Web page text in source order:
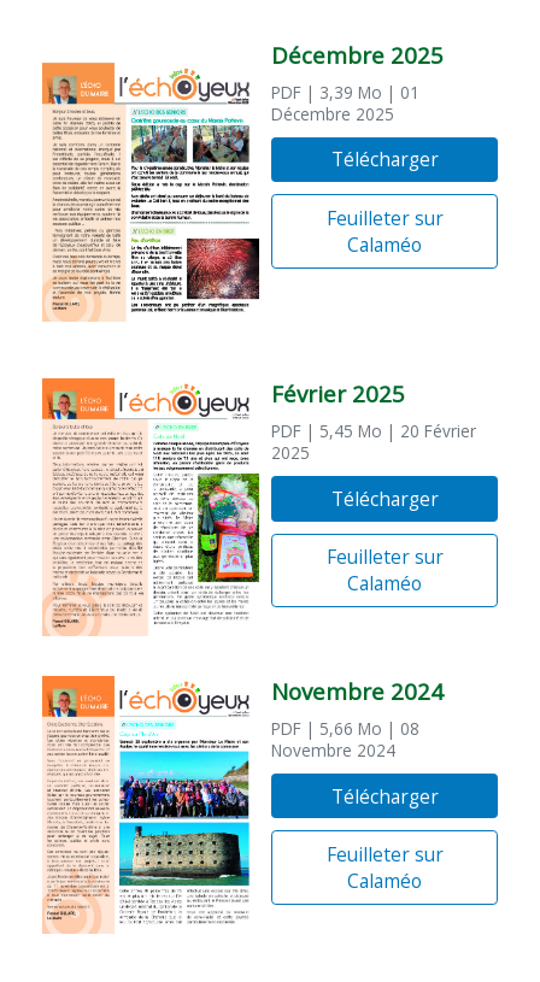
Décembre 2025
PDF | 3,39 Mo | 01
Décembre 2025
Télécharger
Feuilleter sur
Calaméo
Février 2025
PDF | 5,45 Mo | 20 Février
2025
Télécharger
Feuilleter sur
Calaméo
Novembre 2024
PDF | 5,66 Mo | 08
Novembre 2024
Télécharger
Feuilleter sur
Calaméo